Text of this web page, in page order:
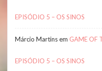
EPISÓDIO 5 – OS SINOS
Márcio Martinsem GAME OF
EPISÓDIO 5 – OS SINOS